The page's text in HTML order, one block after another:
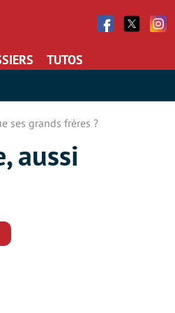
Facebook
Twitter
TUTOS
ses grands frères ?
aussi